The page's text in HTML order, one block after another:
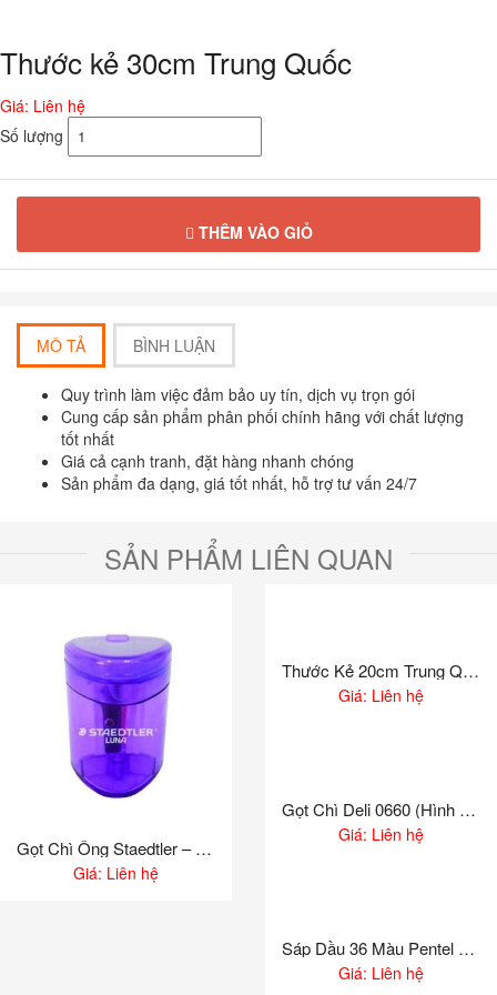
Thước kẻ 30cm Trung Quốc
Giá: Liên hệ
Số lượng
THÊM VÀO GIỎ
MÔ TẢ BÌNH LUẬN
Quy trình làm việc đảm bảo uy tín, dịch vụ trọn gói
Cung cấp sản phẩm phân phối chính hãng với chất lượng
tốt nhất
Giá cả cạnh tranh, đặt hàng nhanh chóng
Sản phẩm đa dạng, giá tốt nhất, hỗ trợ tư vấn 24/7
SẢN PHẨM LIÊN QUAN
Gọt Chì Ống Staedtler – Luna 51105L
Giá: Liên hệ
Thước Kẻ 20cm Trung Quốc
Giá: Liên hệ
Gọt Chì Deli 0660 (Hình Quả Ớt)
Giá: Liên hệ
Sáp Dầu 36 Màu Pentel PHN36
Giá: Liên hệ